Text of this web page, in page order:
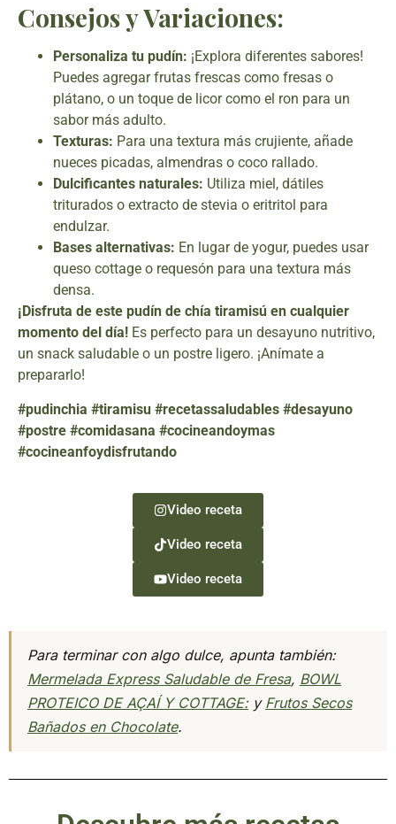
Consejos y Variaciones:
Personaliza tu pudín: ¡Explora diferentes sabores!
Puedes agregar frutas frescas como fresas o
plátano, o un toque de licor como el ron para un
sabor más adulto.
Texturas: Para una textura más crujiente, añade
nueces picadas, almendras o coco rallado.
Dulcificantes naturales: Utiliza miel, dátiles
triturados o extracto de stevia o eritritol para
endulzar.
Bases alternativas: En lugar de yogur, puedes usar
queso cottage o requesón para una textura más
densa.
¡Disfruta de este pudín de chía tiramisú en cualquier
momento del día! Es perfecto para un desayuno nutritivo,
un snack saludable o un postre ligero. ¡Anímate a
prepararlo!
#pudinchia #tiramisu #recetassaludables #desayuno
#postre #comidasana #cocineandoymas
#cocineanfoydisfrutando
Video receta
Video receta
Video receta
Para terminar con algo dulce, apunta también:
Mermelada Express Saludable de Fresa, BOWL
PROTEICO DE AÇAÍ Y COTTAGE:y Frutos Secos
Bañados en Chocolate.